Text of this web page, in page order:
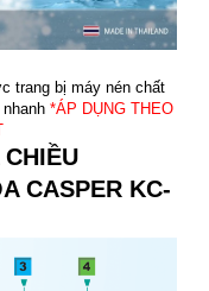
trang bị máy nén chất
*ÁP DỤNG THEO
CASPER KC-